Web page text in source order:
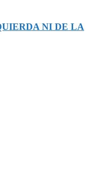
NI DE LA